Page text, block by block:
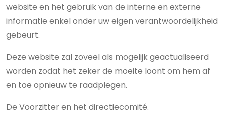
website en het gebruik van de interne en externe
informatie enkel onder uw eigen verantwoordelijkheid
gebeurt.
Deze website zal zoveel als mogelijk geactualiseerd
worden zodat het zeker de moeite loont om hem af
en toe opnieuw te raadplegen.
De Voorzitter en het directiecomité.